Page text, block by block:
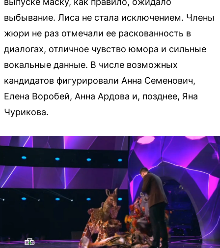
выбывание. Лиса не стала исключением. Члены
жюри не раз отмечали ее раскованность в
диалогах, отличное чувство юмора и сильные
вокальные данные. В числе возможных
кандидатов фигурировали Анна Семенович,
Елена Воробей, Анна Ардова и, позднее, Яна
Чурикова.